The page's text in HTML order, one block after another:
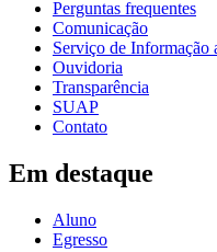
Perguntas frequentes
Comunicação
Serviço de Informação
Ouvidoria
Transparência
SUAP
Contato
Em destaque
Aluno
Egresso